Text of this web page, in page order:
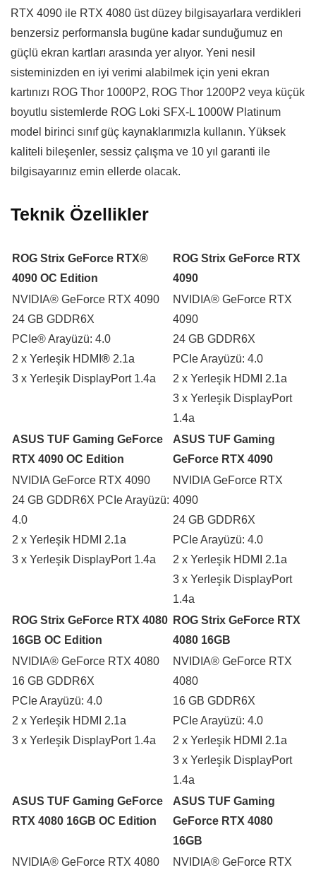
RTX 4090 ile RTX 4080 üst düzey bilgisayarlara verdikleri
benzersiz performansla bugüne kadar sunduğumuz en
güçlü ekran kartları arasında yer alıyor. Yeni nesil
sisteminizden en iyi verimi alabilmek için yeni ekran
kartınızı ROG Thor 1000P2, ROG Thor 1200P2 veya küçük
boyutlu sistemlerde ROG Loki SFX-L 1000W Platinum
model birinci sınıf güç kaynaklarımızla kullanın. Yüksek
kaliteli bileşenler, sessiz çalışma ve 10 yıl garanti ile
bilgisayarınız emin ellerde olacak.
Teknik Özellikler
ROG Strix GeForce RTX®
4090 OC Edition
ROG Strix GeForce RTX
4090
NVIDIA® GeForce RTX 4090
24 GB GDDR6X
PCIe®Arayüzü: 4.0
2 x Yerleşik HDMI ® 2.1a
3 x Yerleşik DisplayPort 1.4a
NVIDIA® GeForce RTX
4090
24 GB GDDR6X
PCIe Arayüzü: 4.0
2 x Yerleşik HDMI 2.1a
3 x Yerleşik DisplayPort
1.4a
ASUS TUF Gaming GeForce
RTX 4090 OC Edition
ASUS TUF Gaming
GeForce RTX 4090
NVIDIA GeForce RTX 4090
24 GB GDDR6X PCIe Arayüzü:
4.0
2 x Yerleşik HDMI 2.1a
3 x Yerleşik DisplayPort 1.4a
NVIDIA GeForce RTX
4090
24 GB GDDR6X
PCIe Arayüzü: 4.0
2 x Yerleşik HDMI 2.1a
3 x Yerleşik DisplayPort
1.4a
ROG Strix GeForce RTX 4080
16GB OC Edition
ROG Strix GeForce RTX
4080 16GB
NVIDIA® GeForce RTX 4080
16 GB GDDR6X
PCIe Arayüzü: 4.0
2 x Yerleşik HDMI 2.1a
3 x Yerleşik DisplayPort 1.4a
NVIDIA® GeForce RTX
4080
16 GB GDDR6X
PCIe Arayüzü: 4.0
2 x Yerleşik HDMI 2.1a
3 x Yerleşik DisplayPort
1.4a
ASUS TUF Gaming GeForce
RTX 4080 16GB OC Edition
ASUS TUF Gaming
GeForce RTX 4080
16GB
NVIDIA® GeForce RTX 4080
NVIDIA® GeForce RTX